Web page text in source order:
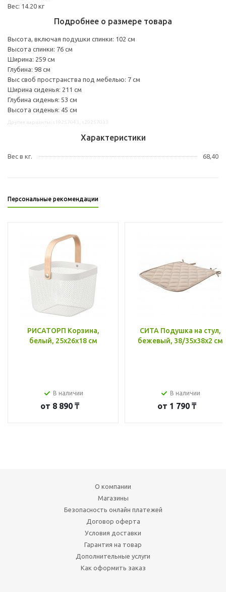
Вес: 14.20 кг
Подробнее о размере товара
Высота, включая подушки спинки: 102 см
Высота спинки: 76 см
Ширина: 259 см
Глубина: 98 см
Выс своб пространства под мебелью: 7 см
Ширина сиденья: 211 см
Глубина сиденья: 53 см
Высота сиденья: 45 см
Характеристики
Вес в кг. 68,40
Персональные рекомендации
РИСАТОРП Корзина,
белый, 25x26x18 см
В наличии
от 8 890 ₸
СИТА Подушка на стул,
бежевый, 38/35x38x2 см
В наличии
от 1 790 ₸
О компании
Магазины
Безопасность онлайн платежей
Договор оферта
Условия доставки
Гарантия на товар
Дополнительные услуги
Как оформить заказ